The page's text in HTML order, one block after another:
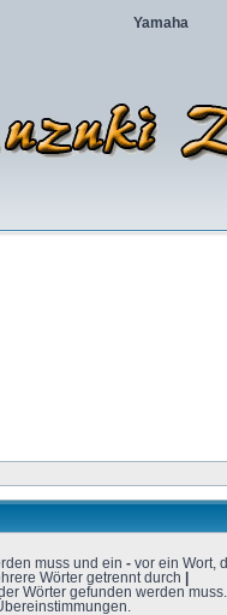
Yamaha
muss und ein - vor ein Wort,
Wörter getrennt durch
Wörter gefunden werden muss.